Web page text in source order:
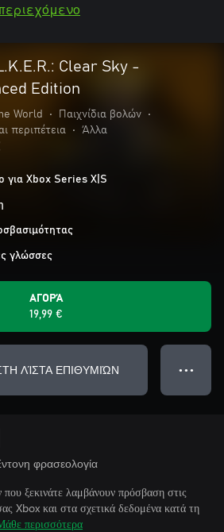
Clear Sky -
Edition
World • Παιχνίδια βολών
•
περιπέτεια
• Άλλα
για Xbox Series X|S
γλώσσες
ΑΓΟΡΆ
19,99 €
ΛΊΣΤΑ ΕΠΙΘΥΜΙΏΝ ● ● ●
φρασεολογία
που ξεκινάτε λαμβάνουν πρόσβαση στις
Xbox και στα σχετικά δεδομένα κατά τη
περισσότερα